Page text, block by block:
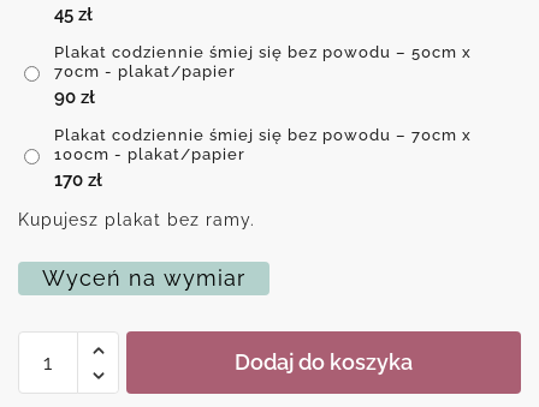
45 zł
Plakat codziennie śmiej się bez powodu – 50cm x
70cm - plakat/papier
90 zł
Plakat codziennie śmiej się bez powodu – 70cm x
100cm - plakat/papier
170 zł
Kupujesz plakat bez ramy.
Wyceń na wymiar
Plakat
codziennie
Dodaj do koszyka